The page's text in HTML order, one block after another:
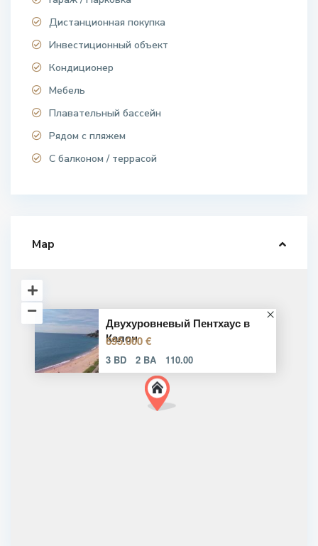
Дистанционная покупка
Инвестиционный объект
Кондиционер
Мебель
Плавательный бассейн
Рядом с пляжем
С балконом / террасой
Map
Двухуровневый Пентхаус в
Калон
695.000 €
3 BD 2 BA 110.00